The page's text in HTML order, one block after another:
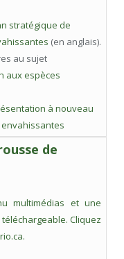
stratégique de
(en anglais).
au sujet
aux espèces
à nouveau
de
multimédias et une
Cliquez